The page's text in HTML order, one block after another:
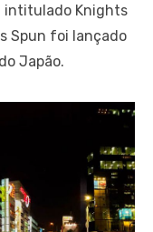
intitulado Knights
Spun foi lançado
Japão.